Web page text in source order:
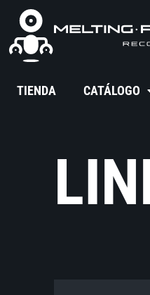
TIENDA CATÁLOGO